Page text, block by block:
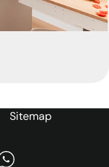
Sitemap